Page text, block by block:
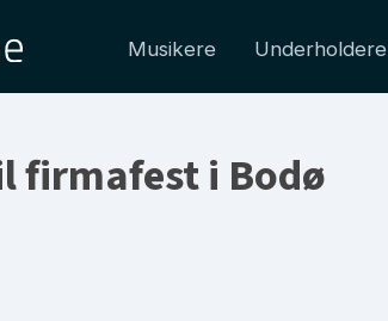
Musikere Underholdere
firmafest i Bodø